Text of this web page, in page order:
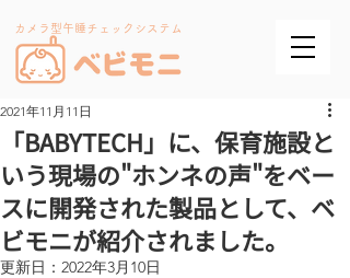
カメラ型午睡チェックシステム
「BABYTECH」に、保育施設と
いう現場の"ホンネの声"をベー
スに開発された製品として、ベ
ビモニが紹介されました。
2021年11月11日
更新日： 2022年3月10日